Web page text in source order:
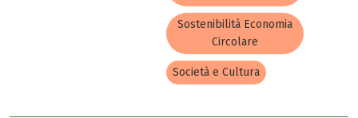
Sostenibilità Economia
Circolare
Società e Cultura